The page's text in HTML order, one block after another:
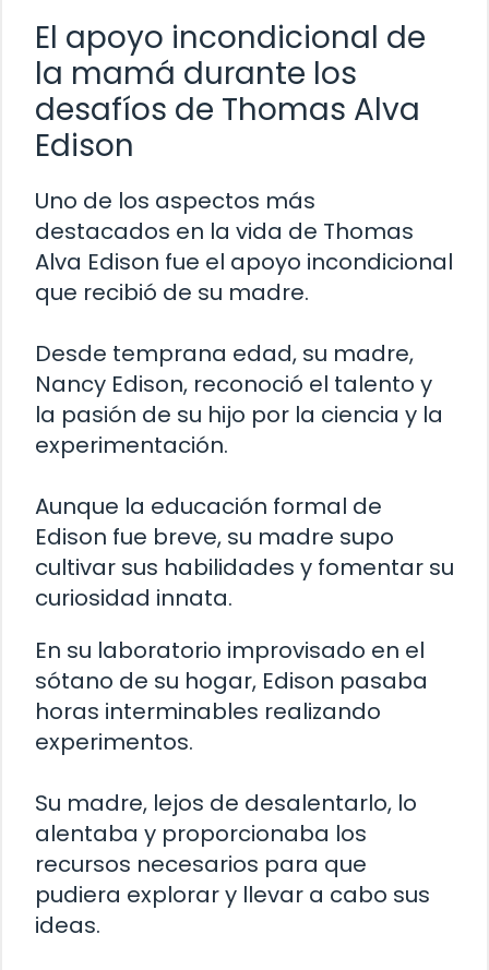
El apoyo incondicional de
la mamá durante los
desafíos de Thomas Alva
Edison
Uno de los aspectos más
destacados en la vida de Thomas
Alva Edison fue el apoyo incondicional
que recibió de su madre.
Desde temprana edad, su madre,
Nancy Edison, reconoció el talento y
la pasión de su hijo por la ciencia y la
experimentación.
Aunque la educación formal de
Edison fue breve, su madre supo
cultivar sus habilidades y fomentar su
curiosidad innata.
En su laboratorio improvisado en el
sótano de su hogar, Edison pasaba
horas interminables realizando
experimentos.
Su madre, lejos de desalentarlo, lo
alentaba y proporcionaba los
recursos necesarios para que
pudiera explorar y llevar a cabo sus
ideas.